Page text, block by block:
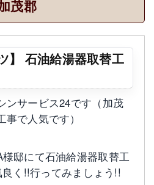
茂郡
】 石油給湯器取替工
ンサービス24です（加茂
で人気です）
邸にて石油給湯器取替工
く!!行ってみましょう!!